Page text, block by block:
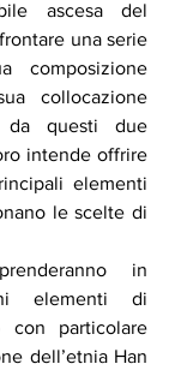
ascesa del
una serie
composizione
collocazione
da questi due
intende offrire
elementi
le scelte di
in
elementi di
con particolare
dell’etnia Han